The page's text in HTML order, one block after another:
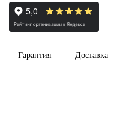
Гарантия Доставка